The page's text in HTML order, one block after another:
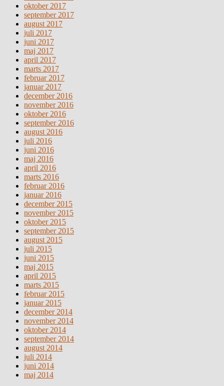
oktober 2017
september 2017
august 2017
juli 2017
juni 2017
maj 2017
april 2017
marts 2017
februar 2017
januar 2017
december 2016
november 2016
oktober 2016
september 2016
august 2016
juli 2016
juni 2016
maj 2016
april 2016
marts 2016
februar 2016
januar 2016
december 2015
november 2015
oktober 2015
september 2015
august 2015
juli 2015
juni 2015
maj 2015
april 2015
marts 2015
februar 2015
januar 2015
december 2014
november 2014
oktober 2014
september 2014
august 2014
juli 2014
juni 2014
maj 2014